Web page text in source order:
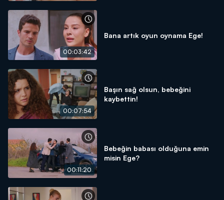
00:03:42
Bana artık oyun oynama Ege!
00:07:54
Başın sağ olsun, bebeğini
kaybettin!
00:11:20
Bebeğin babası olduğuna emin
misin Ege?